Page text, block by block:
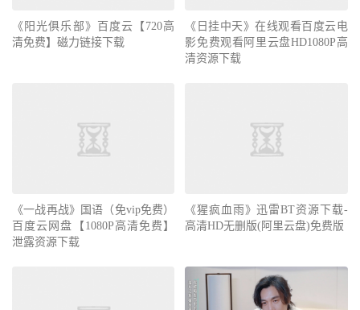
《阳光俱乐部》百度云【720高
清免费】磁力链接下载
《日挂中天》在线观看百度云电
影免费观看阿里云盘HD1080P高
清资源下载
《一战再战》国语（免vip免费）
百度云网盘【1080P高清免费】
泄露资源下载
《猩疯血雨》迅雷BT资源下载-
高清HD无删版(阿里云盘)免费版